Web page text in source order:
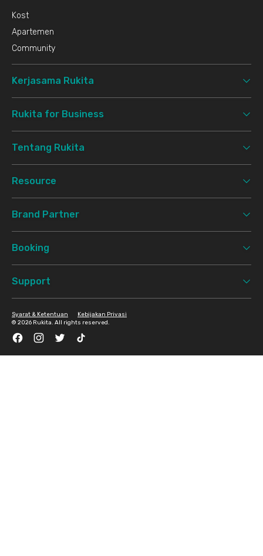
Kost
Apartemen
Community
Kerjasama Rukita
Rukita for Business
Tentang Rukita
Resource
Brand Partner
Booking
Support
© 2026 Rukita. All rights reserved.
Syarat & Ketentuan Kebijakan Privasi
FacebookInstagramTwitter TikTok